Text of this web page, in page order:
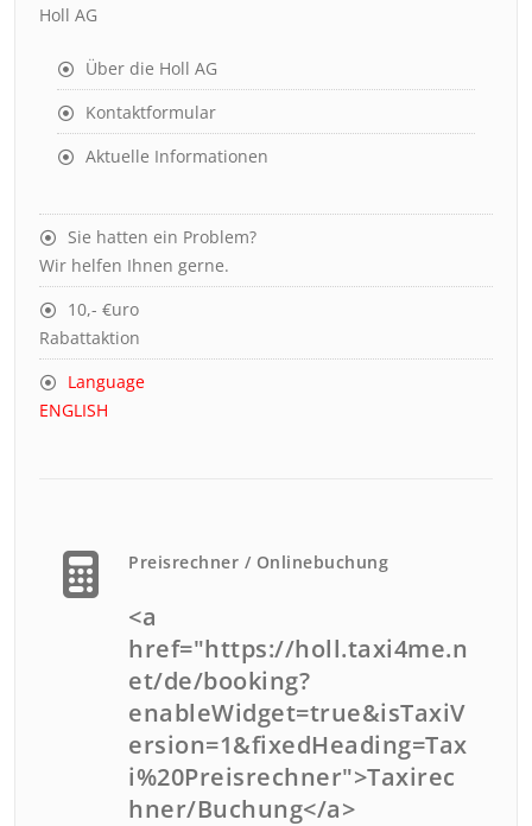
Holl AG
Über die Holl AG
Kontaktformular
Aktuelle Informationen
Sie hatten ein Problem?
Wir helfen Ihnen gerne.
10,- €uro
Rabattaktion
Language
ENGLISH
Preisrechner / Onlinebuchung
<a
href="https://holl.taxi4me.n
et/de/booking?
enableWidget=true&isTaxiV
ersion=1&fixedHeading=Tax
i%20Preisrechner">Taxirec
hner/Buchung</a>